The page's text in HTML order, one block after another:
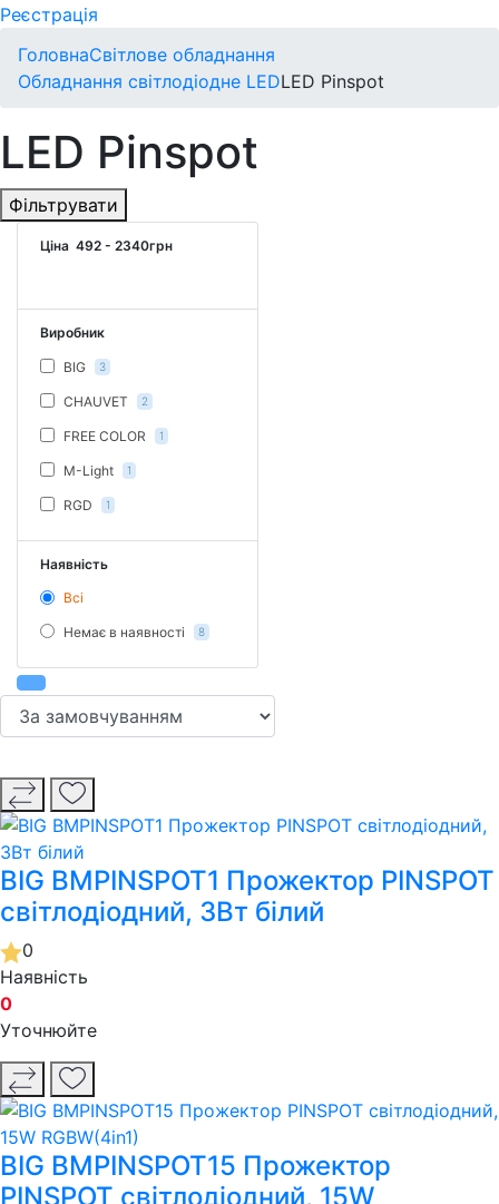
Реєстрація
ГоловнаСвітлове обладнання
Обладнання світлодіодне LEDLED Pinspot
LED Pinspot
Фільтрувати
Ціна 492 - 2340грн
Виробник
BIG 3
CHAUVET 2
FREE COLOR 1
M-Light 1
RGD 1
Наявність
Всі
Немає в наявності 8
BIG BMPINSPOT1 Прожектор PINSPOT
світлодіодний, 3Вт білий
0
Наявність
0
Уточнюйте
BIG BMPINSPOT15 Прожектор
PINSPOT світлодіодний, 15W